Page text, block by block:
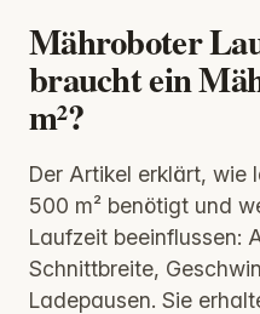
Mähroboter
braucht ein
m²?
Der Artikel erklärt, wie
500 m² benötigt und
Laufzeit beeinflussen:
Schnittbreite,
Ladepausen. Sie